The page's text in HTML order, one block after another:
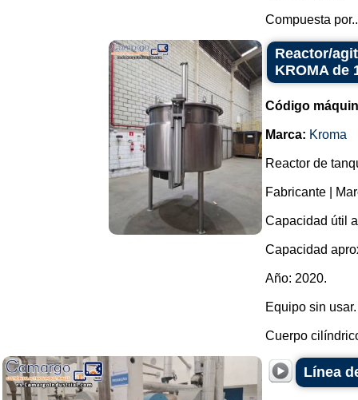
Compuesta
Reactor/
KROMA de
Código
Marca: Kroma
Reactor de
Fabricante |
Capacidad útil
Capacidad
Año: 2020.
Equipo sin usar.
Cuerpo
Línea